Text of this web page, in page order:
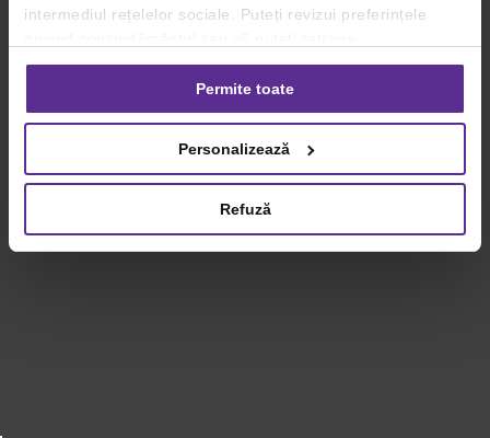
intermediul rețelelor sociale. Puteți revizui preferințele
consimțământul oricând, făcând click pe linkul către
setările dvs. de cookie-uri.
privind utilizarea modulelor cookie.Detalii
Permite toate
Personalizează
Refuză